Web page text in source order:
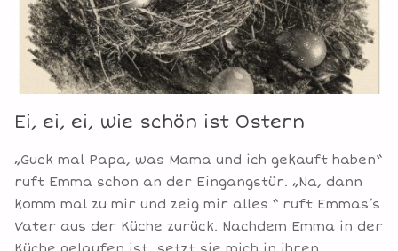
Ei, ei, ei, wie schön ist Ostern
„Guck mal Papa, was Mama und ich gekauft haben“
ruft Emma schon an der Eingangstür. „Na, dann
komm mal zu mir und zeig mir alles.“ ruft Emmas’s
Vater aus der Küche zurück. Nachdem Emma in der